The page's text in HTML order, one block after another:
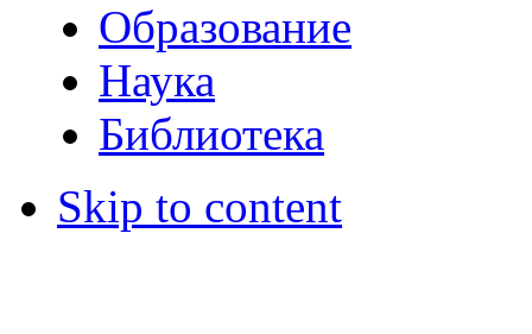
Образование
Наука
Библиотека
Skip to content